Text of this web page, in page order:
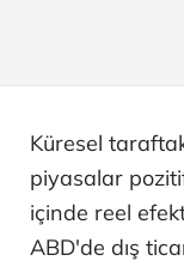
Küresel
piyasalar
içinde reel
ABD'de dış